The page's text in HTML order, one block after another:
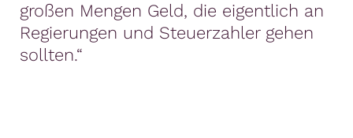
großen Mengen Geld, die eigentlich an
Regierungen und Steuerzahler gehen
sollten.“